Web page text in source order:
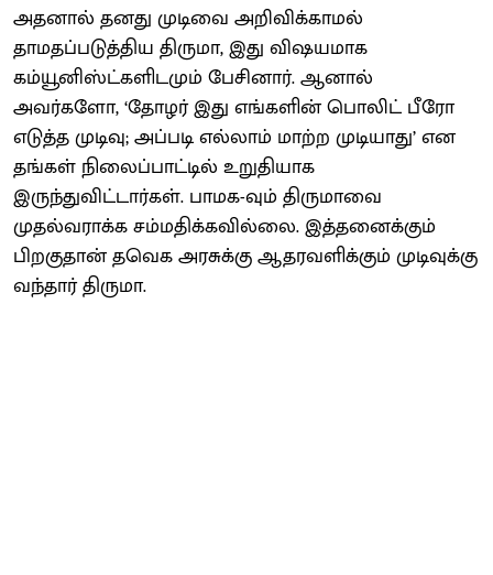
அதனால் தனது முடிவை அறிவிக்காமல்
தாமதப்படுத்திய திருமா, இது விஷயமாக
கம்யூனிஸ்ட்களிடமும் பேசினார். ஆனால்
அவர்களோ, ‘தோழர் இது எங்களின் பொலிட் பீரோ
எடுத்த முடிவு; அப்படி எல்லாம் மாற்ற முடியாது’ என
தங்கள் நிலைப்பாட்டில் உறுதியாக
இருந்துவிட்டார்கள். பாமக-வும் திருமாவை
முதல்வராக்க சம்மதிக்கவில்லை. இத்தனைக்கும்
பிறகுதான் தவெக அரசுக்கு ஆதரவளிக்கும் முடிவுக்கு
வந்தார் திருமா.